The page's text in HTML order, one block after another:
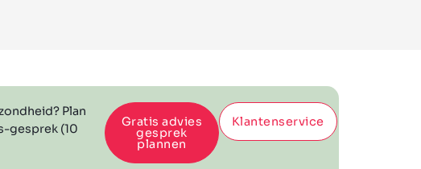
Plan
gesprek (10
Gratis advies
gesprek
plannen
Klantenservice